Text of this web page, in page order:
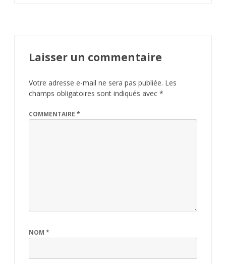
Laisser un commentaire
Votre adresse e-mail ne sera pas publiée. Les
champs obligatoires sont indiqués avec *
COMMENTAIRE *
NOM *